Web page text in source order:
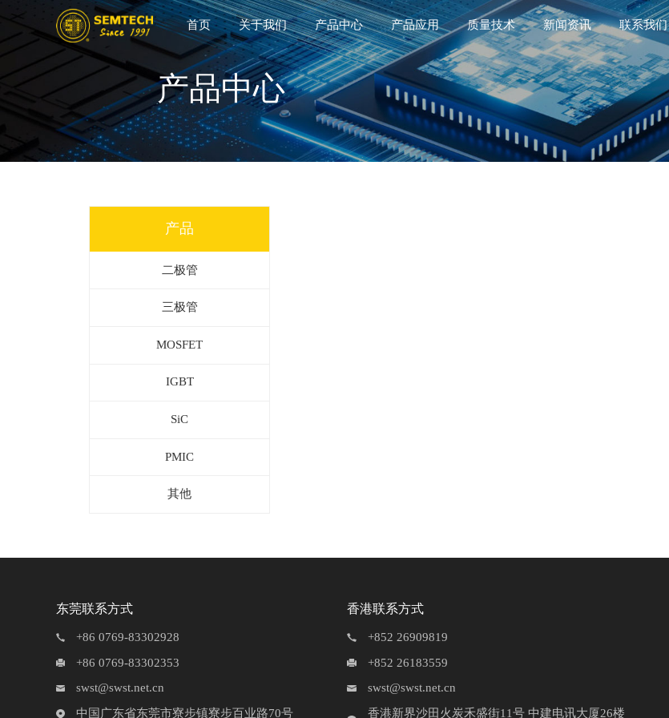
首页 关于我们 产品中心 产品应用 质量技术 新闻资讯 联系我们
产品中心
产品
二极管
三极管
MOSFET
IGBT
SiC
PMIC
其他
东莞联系方式
+86 0769-83302928
+86 0769-83302353
swst@swst.net.cn
中国广东省东莞市寮步镇寮步百业路70号
香港联系方式
+852 26909819
+852 26183559
swst@swst.net.cn
香港新界沙田火炭禾盛街11号 中建电讯大厦26楼